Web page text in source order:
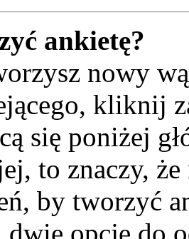
ankietę?
nowy
kliknij
się poniżej
to znaczy,
by tworzyć
opcje do